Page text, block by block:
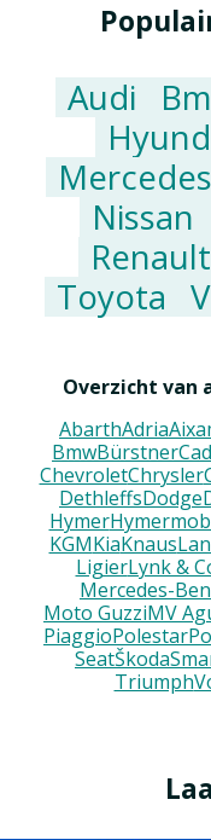
Audi
Nissan
Renault
Toyota
Overzicht van
AbarthAdria
BmwBürstner
ChevroletChrysler
DethleffsDodge
Hymer
KGMKiaKnaus
LigierLynk &
Mercedes-
Moto GuzziMV
PiaggioPolestar
SeatŠkoda
Triumph